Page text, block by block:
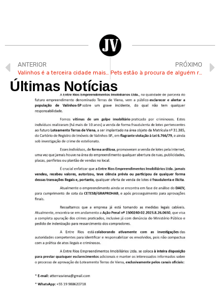
ANTERIOR
Valinhos é a terceira cidade mais arborizada da RMC
PRÓXIMO
Pets estão à procura de alguém responsável para entregar amor
Últimas Notícias